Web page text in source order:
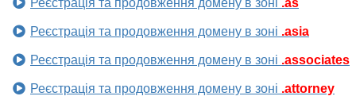
Реєстрація та продовження домену в зоні .as
Реєстрація та продовження домену в зоні .asia
Реєстрація та продовження домену в зоні .associates
Реєстрація та продовження домену в зоні .attorney